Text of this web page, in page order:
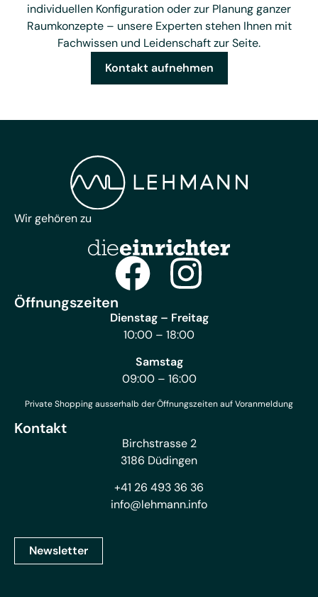
individuellen Konfiguration oder zur Planung ganzer
Raumkonzepte – unsere Experten stehen Ihnen mit
Fachwissen und Leidenschaft zur Seite.
Kontakt aufnehmen
Wir gehören zu
Öffnungszeiten
Dienstag – Freitag
10:00 – 18:00
Samstag
09:00 – 16:00
Private Shopping ausserhalb der Öffnungszeiten auf Voranmeldung
Kontakt
Birchstrasse 2
3186 Düdingen
+41 26 493 36 36
info@lehmann.info
Newsletter